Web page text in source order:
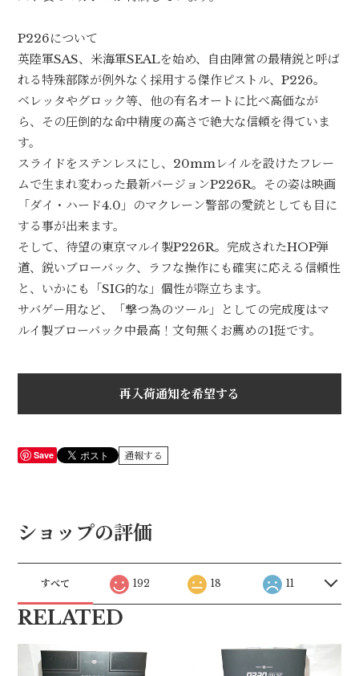
P226について
英陸軍SAS、米海軍SEALを始め、自由陣営の最精鋭と呼ば
れる特殊部隊が例外なく採用する傑作ピストル、P226。
ベレッタやグロック等、他の有名オートに比べ高価なが
ら、その圧倒的な命中精度の高さで絶大な信頼を得ていま
す。
スライドをステンレスにし、20mmレイルを設けたフレー
ムで生まれ変わった最新バージョンP226R。その姿は映画
「ダイ・ハード4.0」のマクレーン警部の愛銃としても目に
する事が出来ます。
そして、待望の東京マルイ製P226R。完成されたHOP弾
道、鋭いブローバック、ラフな操作にも確実に応える信頼性
と、いかにも「SIG的な」個性が際立ちます。
サバゲー用など、「撃つ為のツール」としての完成度はマ
ルイ製ブローバック中最高！文句無くお薦めの1挺です。
再入荷通知を希望する
Save 通報する
ショップの評価
すべて 192 18 11
RELATED